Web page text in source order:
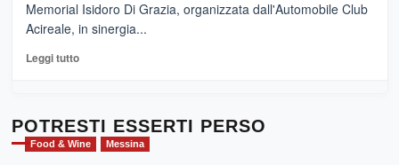
Pasta
–
Sicilia
l’
evento
per
Memorial Isidoro Di Grazia, organizzata dall'Automobile Club
Acireale, in sinergia...
Leggi tuttoLeggi
Cronoscalata
Giarre
Montesalice
POTRESTI ESSERTI PERSO
Food & Wine Messina